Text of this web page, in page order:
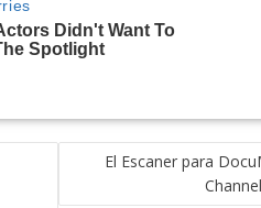
El Escaner para